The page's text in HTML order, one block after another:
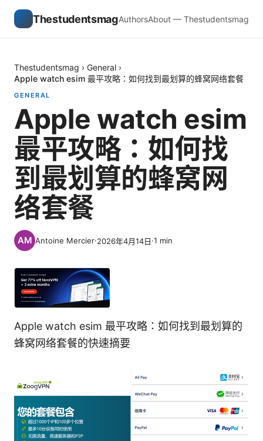
ThestudentsmagAuthorsAbout — Thestudentsmag
Thestudentsmag › General ›
Apple watch esim 最平攻略：如何找到最划算的蜂窝网络套餐
GENERAL
Apple watch esim
最平攻略：如何找
到最划算的蜂窝网
络套餐
Antoine Mercier·2026年4月14日·1 min
Apple watch esim 最平攻略：如何找到最划算的
蜂窝网络套餐的快速摘要